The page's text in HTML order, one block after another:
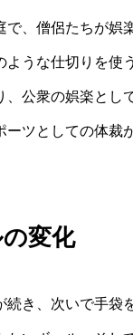
で、僧侶たちが
うな仕切りを使
公衆の娯楽とし
ツとしての体裁
変化
き、次いで手